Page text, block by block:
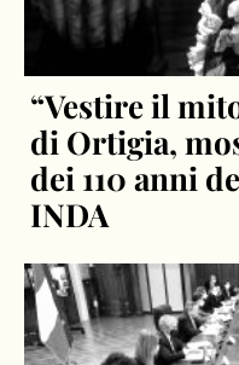
“Vestire il
di Ortigia,
dei 110 anni
INDA